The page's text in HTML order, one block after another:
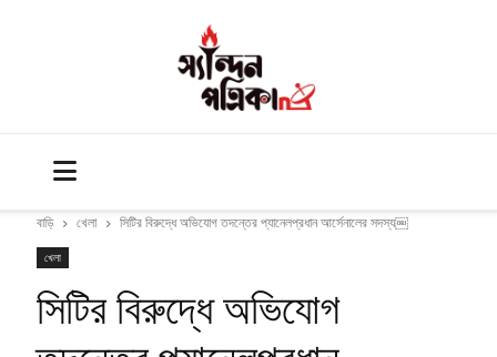
বাড়ি খেলা সিটির বিরুদ্ধে অভিযোগ তদন্তের প্যানেলপ্রধান আর্সেনালের সদস্য￼
খেলা
সিটির বিরুদ্ধে অভিযোগ